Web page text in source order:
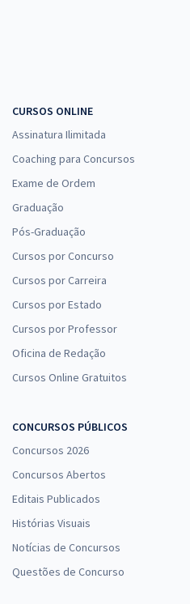
CURSOS ONLINE
Assinatura Ilimitada
Coaching para Concursos
Exame de Ordem
Graduação
Pós-Graduação
Cursos por Concurso
Cursos por Carreira
Cursos por Estado
Cursos por Professor
Oficina de Redação
Cursos Online Gratuitos
CONCURSOS PÚBLICOS
Concursos 2026
Concursos Abertos
Editais Publicados
Histórias Visuais
Notícias de Concursos
Questões de Concurso